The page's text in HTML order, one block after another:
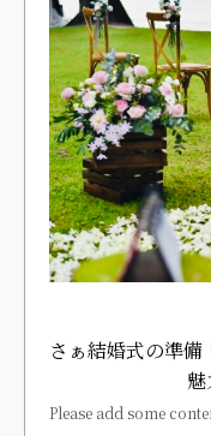
さぁ結婚式の準
Please add some